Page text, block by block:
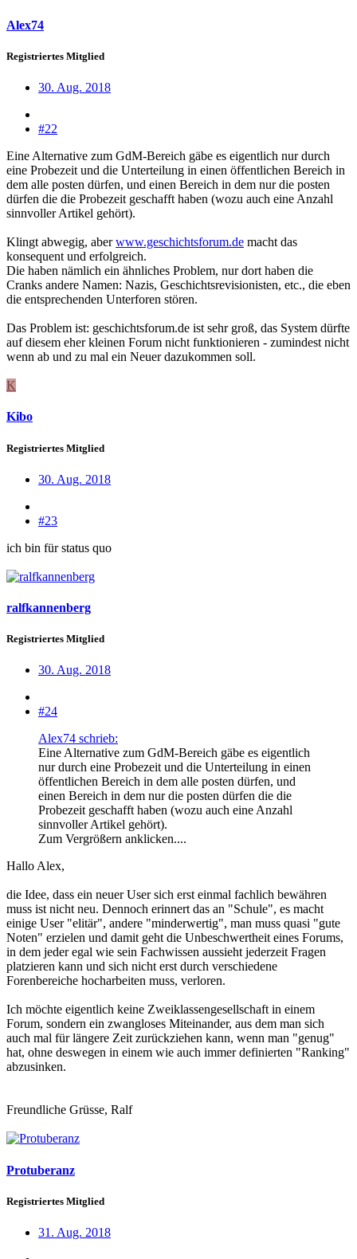
Alex74
Registriertes Mitglied
30. Aug. 2018
#22
Eine Alternative zum GdM-Bereich gäbe es eigentlich nur durch
eine Probezeit und die Unterteilung in einen öffentlichen Bereich in
dem alle posten dürfen, und einen Bereich in dem nur die posten
dürfen die die Probezeit geschafft haben (wozu auch eine Anzahl
sinnvoller Artikel gehört).
Klingt abwegig, aberwww.geschichtsforum.de macht das
konsequent und erfolgreich.
Die haben nämlich ein ähnliches Problem, nur dort haben die
Cranks andere Namen: Nazis, Geschichtsrevisionisten, etc., die eben
die entsprechenden Unterforen stören.
Das Problem ist: geschichtsforum.de ist sehr groß, das System dürfte
auf diesem eher kleinen Forum nicht funktionieren - zumindest nicht
wenn ab und zu mal ein Neuer dazukommen soll.
K
Kibo
Registriertes Mitglied
30. Aug. 2018
#23
ich bin für status quo
ralfkannenberg
Registriertes Mitglied
30. Aug. 2018
#24
Alex74 schrieb:
Eine Alternative zum GdM-Bereich gäbe es eigentlich
nur durch eine Probezeit und die Unterteilung in einen
öffentlichen Bereich in dem alle posten dürfen, und
einen Bereich in dem nur die posten dürfen die die
Probezeit geschafft haben (wozu auch eine Anzahl
sinnvoller Artikel gehört).
Zum Vergrößern anklicken....
Hallo Alex,
die Idee, dass ein neuer User sich erst einmal fachlich bewähren
muss ist nicht neu. Dennoch erinnert das an "Schule", es macht
einige User "elitär", andere "minderwertig", man muss quasi "gute
Noten" erzielen und damit geht die Unbeschwertheit eines Forums,
in dem jeder egal wie sein Fachwissen aussieht jederzeit Fragen
platzieren kann und sich nicht erst durch verschiedene
Forenbereiche hocharbeiten muss, verloren.
Ich möchte eigentlich keine Zweiklassengesellschaft in einem
Forum, sondern ein zwangloses Miteinander, aus dem man sich
auch mal für längere Zeit zurückziehen kann, wenn man "genug"
hat, ohne deswegen in einem wie auch immer definierten "Ranking"
abzusinken.
Freundliche Grüsse, Ralf
Protuberanz
Registriertes Mitglied
31. Aug. 2018